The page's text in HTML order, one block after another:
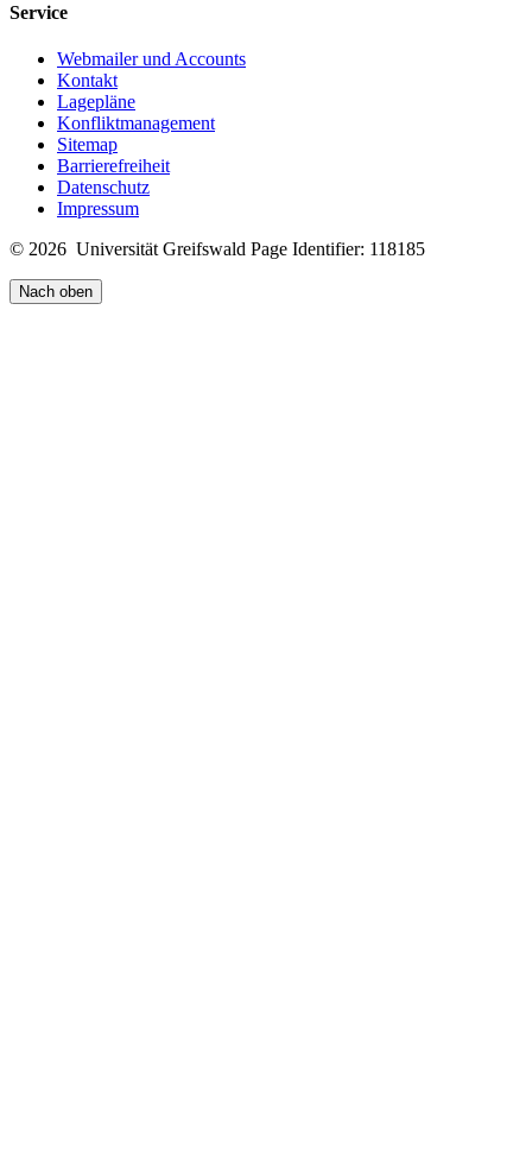
Service
Webmailer und Accounts
Kontakt
Lagepläne
Konfliktmanagement
Sitemap
Barrierefreiheit
Datenschutz
Impressum
© 2026 Universität Greifswald Page Identifier: 118185
Nach oben